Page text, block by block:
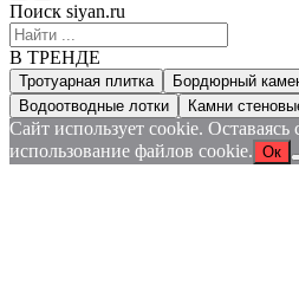
Поиск siyan.ru
В ТРЕНДЕ
Тротуарная плитка Бордюрный
Водоотводные лотки
Камни
Сайт использует cookie.
использование файлов cookie. Ок